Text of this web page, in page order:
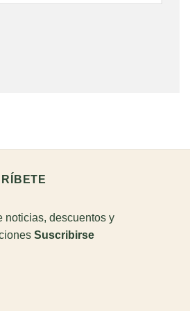
noticias, descuentos y
Suscribirse